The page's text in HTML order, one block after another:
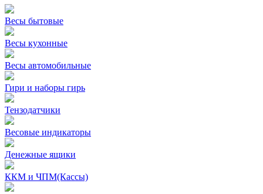
Весы бытовые
Весы кухонные
Весы автомобильные
Гири и наборы гирь
Тензодатчики
Весовые индикаторы
Денежные ящики
ККМ и ЧПМ(Кассы)